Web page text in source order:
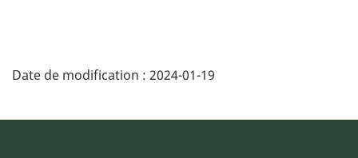
Date de modification : 2024-01-19